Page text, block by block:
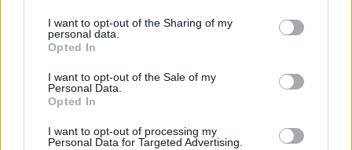
I want to opt-out of the Sharing of my
personal data.
Opted In
I want to opt-out of the Sale of my
Personal Data.
Opted In
I want to opt-out of processing my
Personal Data for Targeted Advertising.
Esim for Global
Esim for USA|Esim for Italy| Esim for Spain|Esim